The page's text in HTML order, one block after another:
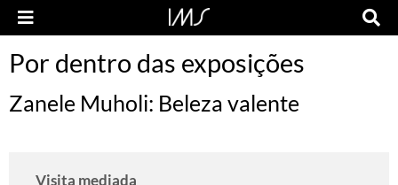
Por dentro das exposições
Zanele Muholi: Beleza valente
Visita mediada